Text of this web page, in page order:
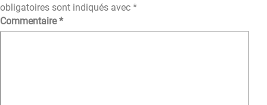
obligatoires sont indiqués avec *
Commentaire*